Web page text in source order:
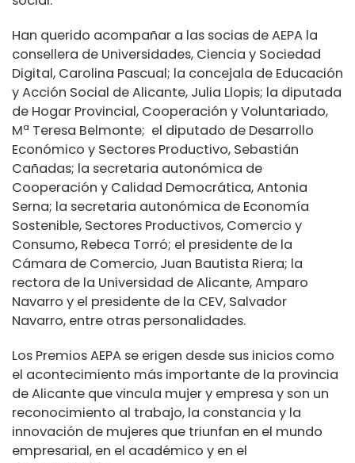
Han querido acompañar a las socias de AEPA la
consellera de Universidades, Ciencia y Sociedad
Digital, Carolina Pascual; la concejala de Educación
y Acción Social de Alicante, Julia Llopis; la diputada
de Hogar Provincial, Cooperación y Voluntariado,
Mª Teresa Belmonte; el diputado de Desarrollo
Económico y Sectores Productivo, Sebastián
Cañadas; la secretaria autonómica de
Cooperación y Calidad Democrática, Antonia
Serna; la secretaria autonómica de Economía
Sostenible, Sectores Productivos, Comercio y
Consumo, Rebeca Torró; el presidente de la
Cámara de Comercio, Juan Bautista Riera; la
rectora de la Universidad de Alicante, Amparo
Navarro y el presidente de la CEV, Salvador
Navarro, entre otras personalidades.
Los Premios AEPA se erigen desde sus inicios como
el acontecimiento más im­portante de la provincia
de Alicante que vincula mujer y empresa y son un
reconocimiento al trabajo, la constancia y la
innovación de mujeres que triunfan en el mundo
empresarial, en el académico y en el